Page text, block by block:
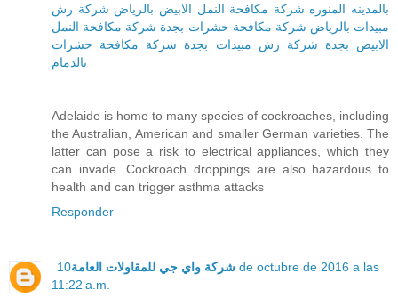
بالمدينه المنوره شركة مكافحة النمل الابيض بالرياض شركة رش
مبيدات بالرياض شركة مكافحة حشرات بجدة شركة مكافحة النمل
الابيض بجدة
شركة رش مبيدات بجدة
شركة مكافحة حشرات
بالدمام
Adelaide is home to many species of cockroaches, including
the Australian, American and smaller German varieties. The
latter can pose a risk to electrical appliances, which they
can invade. Cockroach droppings are also hazardous to
health and can trigger asthma attacks
Responder
شركة واي جي للمقاولات العامة10 de octubre de 2016 a las
11:22 a.m.